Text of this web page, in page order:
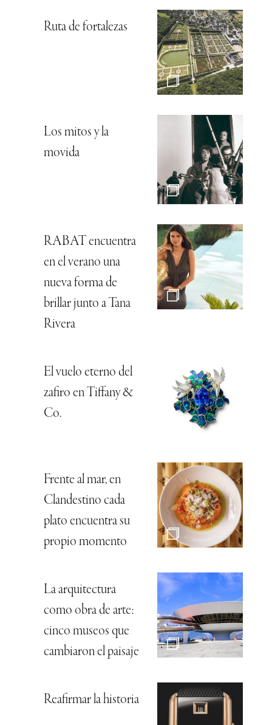
Ruta de fortalezas
Los mitos y la
movida
RABAT encuentra
en el verano una
nueva forma de
brillar junto a Tana
Rivera
El vuelo eterno del
zafiro en Tiffany &
Co.
Frente al mar, en
Clandestino cada
plato encuentra su
propio momento
La arquitectura
como obra de arte:
cinco museos que
cambiaron el paisaje
Reafirmar la historia